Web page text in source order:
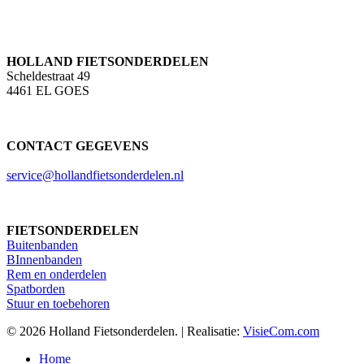
HOLLAND FIETSONDERDELEN
Scheldestraat 49
4461 EL GOES
CONTACT GEGEVENS
service@hollandfietsonderdelen.nl
FIETSONDERDELEN
Buitenbanden
BInnenbanden
Rem en onderdelen
Spatborden
Stuur en toebehoren
© 2026 Holland Fietsonderdelen. | Realisatie: VisieCom.com
Close
Home